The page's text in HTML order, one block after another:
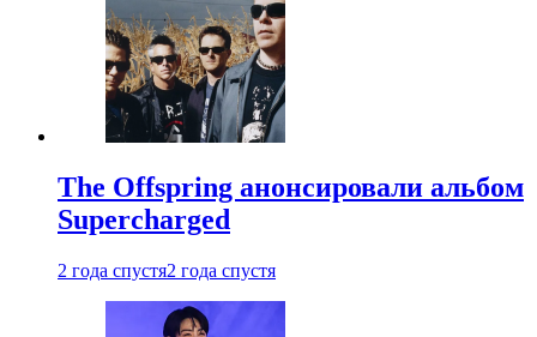
The Offspring анонсировали альбом
Supercharged
2 года спустя2 года спустя